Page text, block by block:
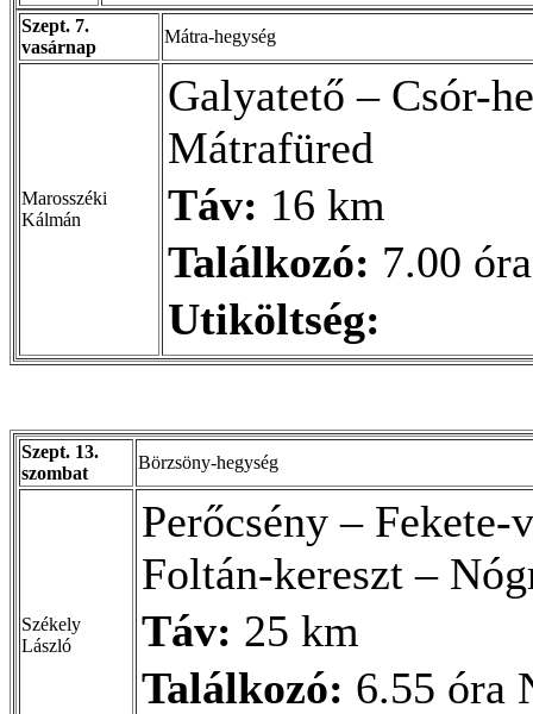
Szept. 7.
vasárnap
Mátra-hegység
Marosszéki
Kálmán
Galyatető – Csór-
Mátrafüred
Táv: 16 km
Találkozó: 7.00
Utiköltség:
Szept. 13.
szombat
Börzsöny-hegység
Székely
László
Perőcsény –
Foltán-kereszt –
Táv: 25 km
Találkozó: 6.55 óra